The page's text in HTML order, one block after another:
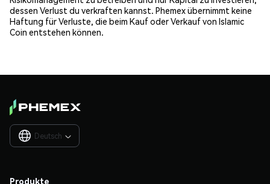
dessen Verlust du verkraften kannst. Phemex übernimmt keine
Haftung für Verluste, die beim Kauf oder Verkauf von Islamic
Coin entstehen können.
Deutsch 
Produkte